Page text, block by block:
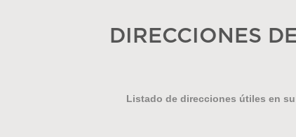
DIRECCIONES
Listado de direcciones útiles en